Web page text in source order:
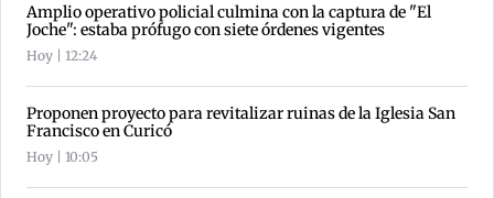
Amplio operativo policial culmina con la captura de "El
Joche": estaba prófugo con siete órdenes vigentes
Hoy | 12:24
Proponen proyecto para revitalizar ruinas de la Iglesia San
Francisco en Curicó
Hoy | 10:05